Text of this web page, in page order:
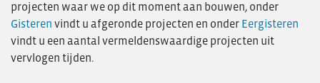
Seriematige woningbouw
Verbouw & onderhoud
Renovatie en verduurzaming
Project- ontwikkeling
projecten waar we op dit moment aan bouwen, onder
Gisteren vindt u afgeronde projecten en onder Eergisteren
vindt u een aantal vermeldenswaardige projecten uit
vervlogen tijden.